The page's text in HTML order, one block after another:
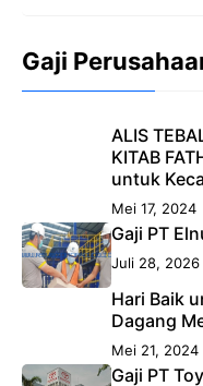
Gaji
ALIS
KITAB
untuk
Mei 17, 2024
Gaji PT
Juli 28, 2026
Hari Baik
Dagang
Mei 21, 2024
Gaji PT